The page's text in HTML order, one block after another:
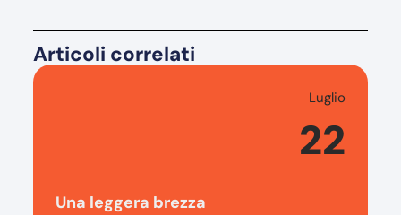
Articoli correlati
Luglio
22
Una leggera brezza